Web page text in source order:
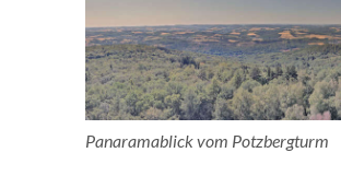
Panaramablick vom Potzbergturm